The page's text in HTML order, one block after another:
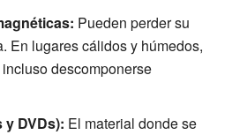
Pueden perder su
En lugares cálidos y húmedos,
descomponerse
DVDs): El material donde se